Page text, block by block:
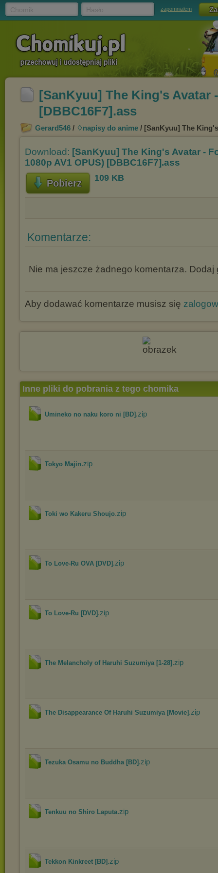
zapomniałem
[SanKyuu] The King's Avatar
[DBBC16F7].ass
Gerard546 / ♢napisy do anime / [SanKyuu] The
Download: [SanKyuu] The King's Avatar -
1080p AV1 OPUS) [DBBC16F7].ass
Pobierz 109 KB
Komentarze:
Nie ma jeszcze żadnego komentarza. Dodaj
Aby dodawać komentarze musisz się
Inne pliki do pobrania z tego chomika
Umineko no naku koro ni [BD] .zip
Tokyo Majin.zip
Toki wo Kakeru Shoujo.zip
To Love-Ru OVA [DVD] .zip
To Love-Ru [DVD] .zip
The Melancholy of Haruhi Suzumiya [1-28] .zip
The Disappearance Of Haruhi Suzumiya [Movie] .zip
Tezuka Osamu no Buddha [BD] .zip
Tenkuu no Shiro Laputa.zip
Tekkon Kinkreet [BD] .zip